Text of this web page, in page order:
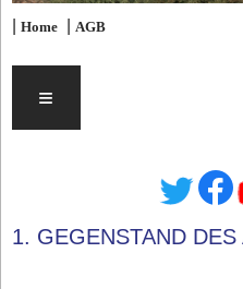
|Home |AGB
≡
1. GEGENSTAND